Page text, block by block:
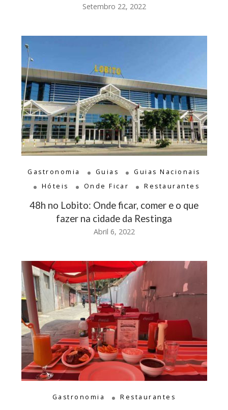
Setembro 22, 2022
Gastronomia Guias
Guias Nacionais
Hóteis
Onde Ficar Restaurantes
48h no Lobito: Onde ficar, comer e o que
fazer na cidade da Restinga
Abril 6, 2022
Gastronomia Restaurantes